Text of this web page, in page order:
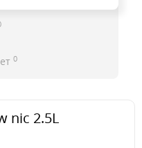
0
nic 2.5L